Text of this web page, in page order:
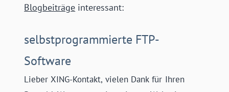
Blogbeiträge interessant:
selbstprogrammierte FTP-
Software
Lieber XING-Kontakt, vielen Dank für Ihren